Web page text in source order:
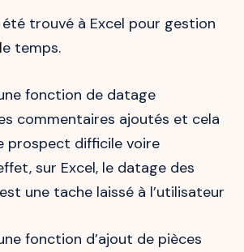
trouvé à Excel pour gestion
temps.
une fonction de datage
commentaires ajoutés et cela
prospect difficile voire
sur Excel, le datage des
une tache laissé à l’utilisateur
fonction d’ajout de pièces